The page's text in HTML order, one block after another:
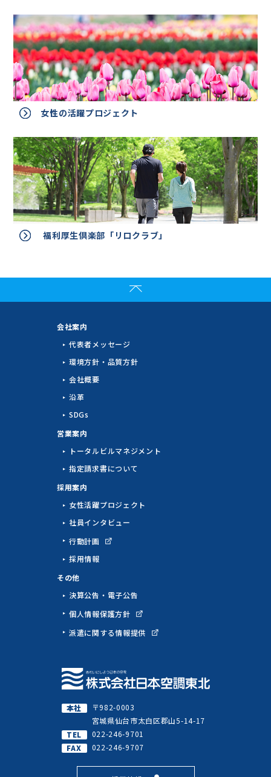
女性の活躍プロジェクト
福利厚生倶楽部「リロクラブ」
会社案内
代表者メッセージ
環境方針・品質方針
会社概要
沿革
SDGs
営業案内
トータルビルマネジメント
指定請求書について
採用案内
女性活躍プロジェクト
社員インタビュー
行動計画
採用情報
その他
決算公告・電子公告
個人情報保護方針
派遣に関する情報提供
〒982-0003
宮城県仙台市太白区郡山5-14-17
022-246-9701
022-246-9707